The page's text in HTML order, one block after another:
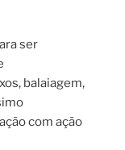
ser
balaiagem,
com ação